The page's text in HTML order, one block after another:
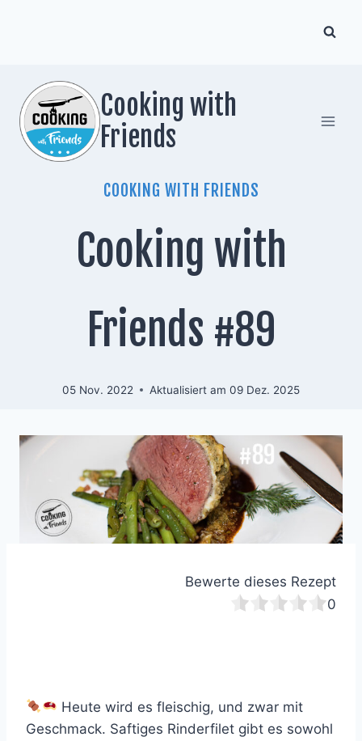
Cooking with
Friends
COOKING WITH FRIENDS
Cooking with
Friends #89
05 Nov. 2022 Aktualisiert am 09 Dez. 2025
Bewerte dieses Rezept
0
Heute wird es fleischig, und zwar mit
Geschmack. Saftiges Rinderfilet gibt es sowohl